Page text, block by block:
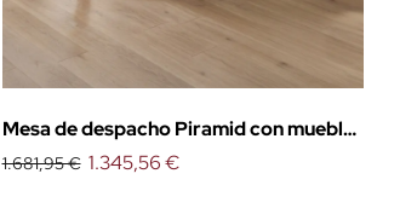
Mesa de despacho Piramid con mueble
auxiliar
1.681,95 € 1.345,56 €